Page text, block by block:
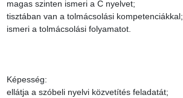
magas szinten ismeri a C nyelvet;
tisztában van a tolmácsolási kompetenciákkal;
ismeri a tolmácsolási folyamatot.
Képesség:
ellátja a szóbeli nyelvi közvetítés feladatát;